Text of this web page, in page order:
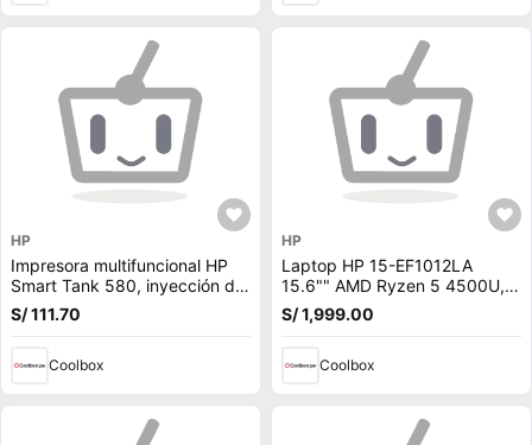
HP
Impresora multifuncional HP
Smart Tank 580, inyección de
tinta, inalámbrica, Wi-Fi, con
tanques de tinta
S/ 111.70
Coolbox
HP
Laptop HP 15-EF1012LA
15.6"" AMD Ryzen 5 4500U,
256GB SSD, 8GB RAM, AMD
Radeon, Win10 Home, azul
S/ 1,999.00
Coolbox